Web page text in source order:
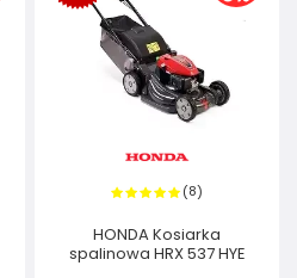
(8)
HONDA Kosiarka
spalinowa HRX 537 HYE